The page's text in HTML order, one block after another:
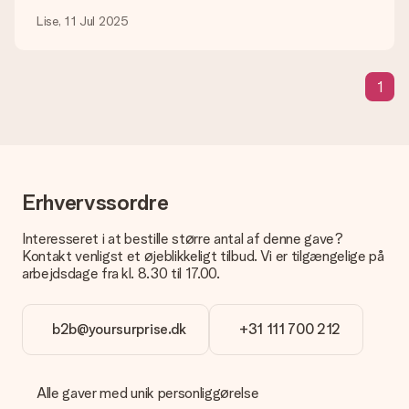
Hvad hvis den farve eller valgmulighed jeg vil have, ikke er
farve, men er dette ikke angivet på hjemmesiden? Kontakt
venligst vores kundeservice; de er glade for at hjælpe dig!
hvem du skal takke for denne dejlige overraskelse.
Er min gave indpakket?
I øjeblikket har vi (endnu) ikke en gaveindpakningstjeneste til
at pakke din gave. Vi leverer vores gaver i en festlig
emballage. Det betyder, at din gave er klar til at blive givet,
Leveringstid, leveringsmuligheder og
Kan jeg vælge en leveringsdato?
Lise, 11 Jul 2025
1
Erhvervssordre
Interesseret i at bestille større antal af denne gave?
Kontakt venligst et øjeblikkeligt tilbud. Vi er tilgængelige på
arbejdsdage fra kl. 8.30 til 17.00.
b2b@yoursurprise.dk +31 111 700 212
Alle gaver med unik personliggørelse